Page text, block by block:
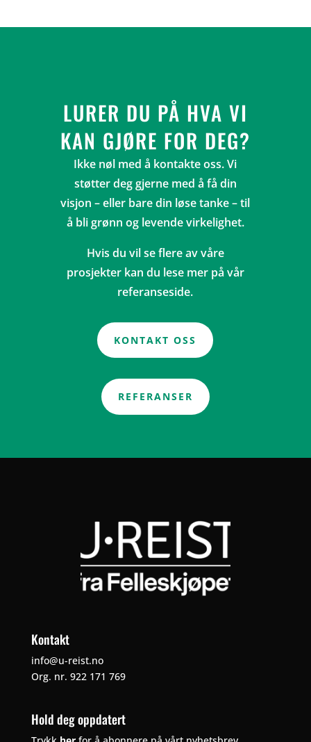
LURER DU PÅ HVA VI
KAN GJØRE FOR DEG?
Ikke nøl med å kontakte oss. Vi
støtter deg gjerne med å få din
visjon – eller bare din løse tanke – til
å bli grønn og levende virkelighet.
Hvis du vil se flere av våre
prosjekter kan du lese mer på vår
referanseside.
KONTAKT OSS
REFERANSER
Kontakt
info@u-reist.no
Org. nr. 922 171 769
Hold deg oppdatert